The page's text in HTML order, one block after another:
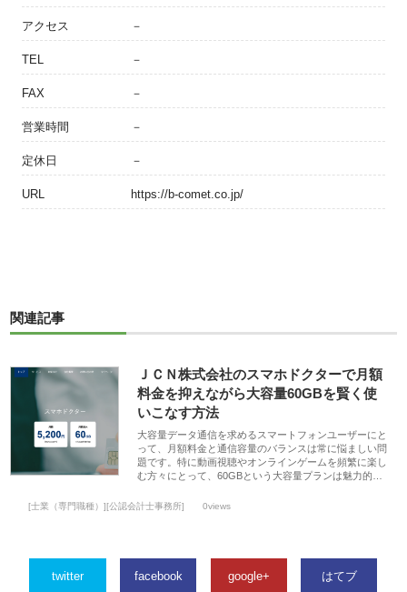
アクセス －
TEL －
FAX －
営業時間 －
定休日 －
URL https://b-comet.co.jp/
関連記事
ＪＣＮ株式会社のスマホドクターで月額
料金を抑えながら大容量60GBを賢く使
いこなす方法
大容量データ通信を求めるスマートフォンユーザーにと
って、月額料金と通信容量のバランスは常に悩ましい問
題です。特に動画視聴やオンラインゲームを頻繁に楽し
む方々にとって、60GBという大容量プランは魅力的…
[士業（専門職種）][公認会計士事務所] 0views
twitter facebook google+ はてブ